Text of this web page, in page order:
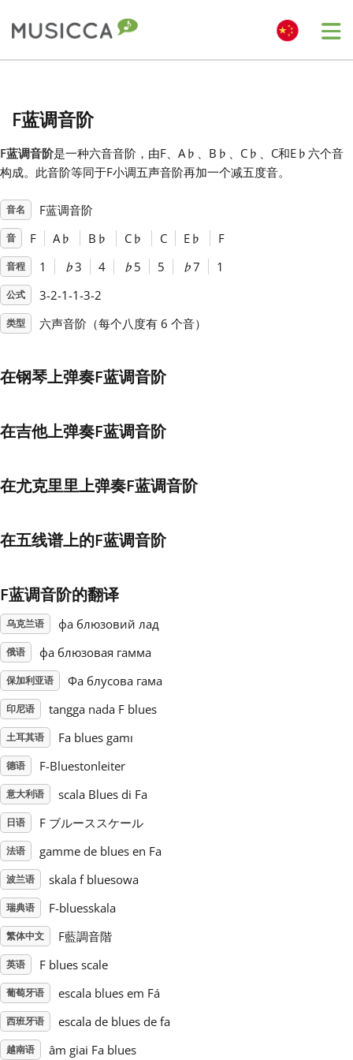
Български
Dansk
Deutsch
Español
Français
한국어
हिन्दी
Italiano
日本語
Português
Русский
Svenska
Українська
简体中文
F蓝调音阶
F蓝调音阶是一种六音音阶，由F、A♭ 、B ♭ 、C ♭ 、C和E ♭ 六个音
构成。此音阶等同于F小调五声音阶再加一个减五度音。
音名 F蓝调音阶
音 F A♭ B ♭ C ♭ C E ♭ F
音程 1 ♭3 4 ♭ 5 5 ♭7 1
公式 3-2-1-1-3-2
类型 六声音阶（每个八度有 6 个音）
在钢琴上弹奏F蓝调音阶
在吉他上弹奏F蓝调音阶
在尤克里里上弹奏F蓝调音阶
在五线谱上的F蓝调音阶
F蓝调音阶的翻译
乌克兰语 фа блюзовий лад
俄语 фа блюзовая гамма
保加利亚语 Фа блусова гама
印尼语 tangga nada F blues
土耳其语 Fa blues gamı
德语 F-Bluestonleiter
意大利语 scala Blues di Fa
日语 F ブルーススケール
法语 gamme de blues en Fa
波兰语 skala f bluesowa
瑞典语 F-bluesskala
繁体中文 F藍調音階
英语 F blues scale
葡萄牙语 escala blues em Fá
西班牙语 escala de blues de fa
越南语 âm giai Fa blues